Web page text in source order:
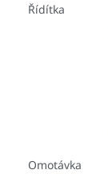
Řídítka
Omotávka